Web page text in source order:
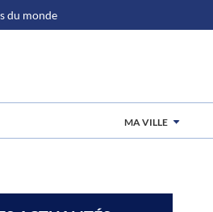
du monde
MA VILLE